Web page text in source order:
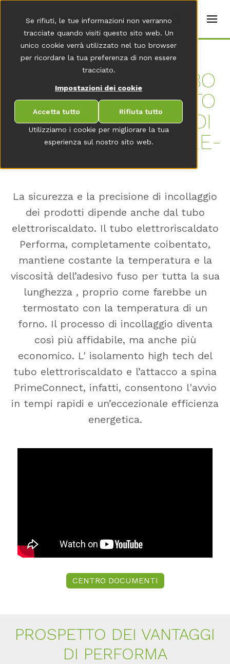
Utilizziamo i cookie per migliorare la tua
esperienza sul nostro sito web.
Se rifiuti, le tue informazioni non verranno
tracciate quando visiti questo sito web. Un
unico cookie verrà utilizzato nel tuo browser
per ricordare la tua preferenza di non essere
tracciato.
Impostazioni dei cookie
Accetta tutto Rifiuta tutto
t
r
s
E
n
Home
PER­FOR­MA – IL TUBO
ELETT­RO­RIS­CAL­DA­TO
PER AP­P­LI­CA­ZIO­NI DI
ADE­SI­VO AD ALTA PRE­
CI­SIO­NE
La sicurezza e la precisione di incollaggio
dei prodotti dipende anche dal tubo
elettroriscaldato. Il tubo elettroriscaldato
Performa, completamente coibentato,
mantiene costante la temperatura e la
viscosità dell’adesivo fuso per tutta la sua
lunghezza , proprio come farebbe un
termostato con la temperatura di un
forno. Il processo di incollaggio diventa
così più affidabile, ma anche più
economico. L' isolamento high tech del
tubo elettroriscaldato e l’attacco a spina
PrimeConnect, infatti, consentono l'avvio
in tempi rapidi e un’eccezionale efficienza
energetica.
CENTRO DOCUMENTI
PROS­PET­TO DEI VAN­TAG­GI
DI PER­FOR­MA